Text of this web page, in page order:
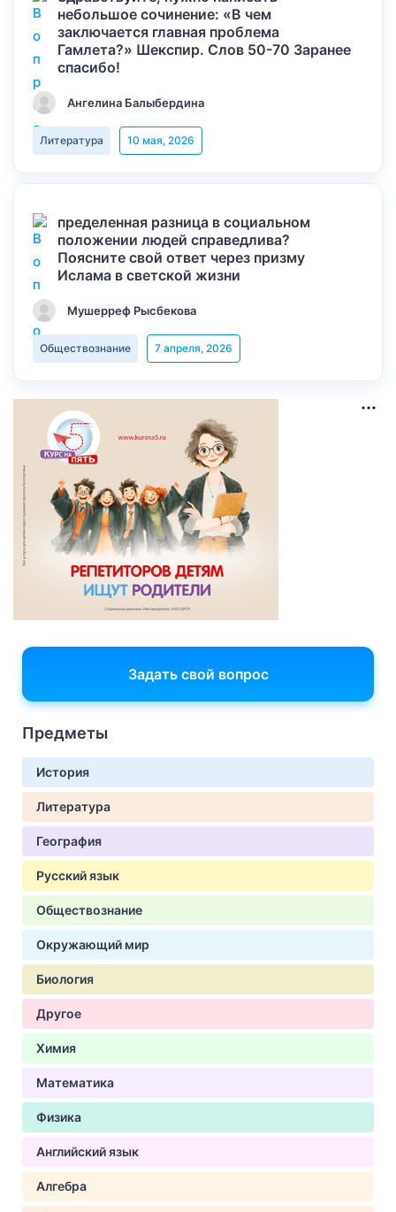
небольшое сочинение: «В чем
заключается главная проблема
Гамлета?» Шекспир. Слов 50-70 Заранее
спасибо!
Ангелина Балыбердина
Литература 10 мая, 2026
пределенная разница в социальном
положении людей справедлива?
Поясните свой ответ через призму
Ислама в светской жизни
Мушерреф Рысбекова
Обществознание 7 апреля, 2026
Задать свой вопрос
Предметы
История
Литература
География
Русский язык
Обществознание
Окружающий мир
Биология
Другое
Химия
Математика
Физика
Английский язык
Алгебра